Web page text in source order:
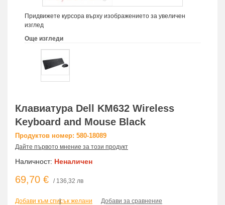
Придвижете курсора върху изображението за увеличен
изглед
Още изгледи
Клавиатура Dell KM632 Wireless
Keyboard and Mouse Black
Продуктов номер: 580-18089
Дайте първото мнение за този продукт
Наличност: Неналичен
69,70 € / 136,32 лв
Добави към списък желани
| Добави за сравнение